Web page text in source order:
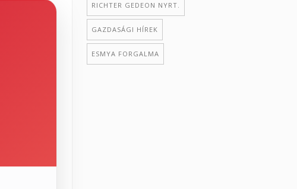
RICHTER GEDEON NYRT.
GAZDASÁGI HÍREK
ESMYA FORGALMA